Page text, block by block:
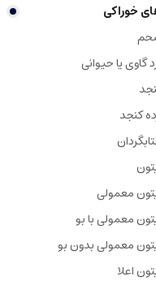
خوراکی
گاوی یا حیوانی
کنجد
معمولی
معمولی با بو
معمولی بدون بو
اعلا